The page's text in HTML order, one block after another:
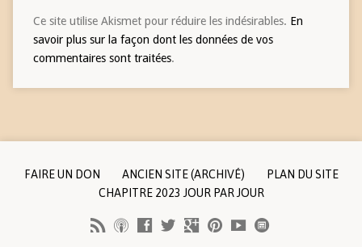
Ce site utilise Akismet pour réduire les indésirables. En
savoir plus sur la façon dont les données de vos
commentaires sont traitées.
FAIRE UN DON ANCIEN SITE (ARCHIVÉ)
PLAN DU SITE
CHAPITRE 2023 JOUR PAR JOUR